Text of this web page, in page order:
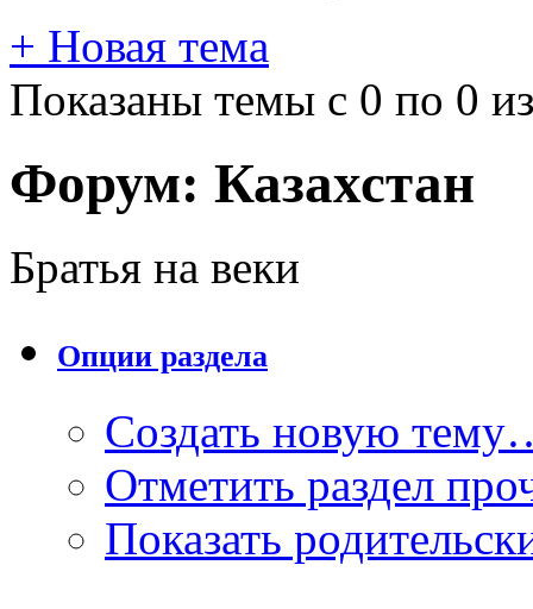
+ Новая тема
Показаны темы с 0 по 0
Форум: Казахстан
Братья на веки
Опции раздела
Создать новую
Отметить раздел
Показать